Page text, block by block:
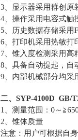
3、显示器采用群创原
4、操作采用电容式触
5、历史数据存储采用
6、打印机采用热敏打
7、锥入度检测采用高
8、具备自动提起，自
9、内部机械部分均采
二、SYP-4100D GB/
1、测量范围：0～
2、锥体质量
注意：用户可根据自